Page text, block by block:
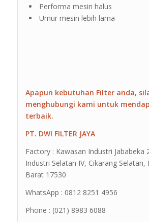
Performa mesin halus
Umur mesin lebih lama
Apapun kebutuhan Filter anda,
menghubungi kami untuk
terbaik.
PT. DWI FILTER JAYA
Factory : Kawasan Industri Jababeka
Industri Selatan IV, Cikarang Selatan,
Barat 17530
WhatsApp : 0812 8251 4956
Phone : (021) 8983 6088